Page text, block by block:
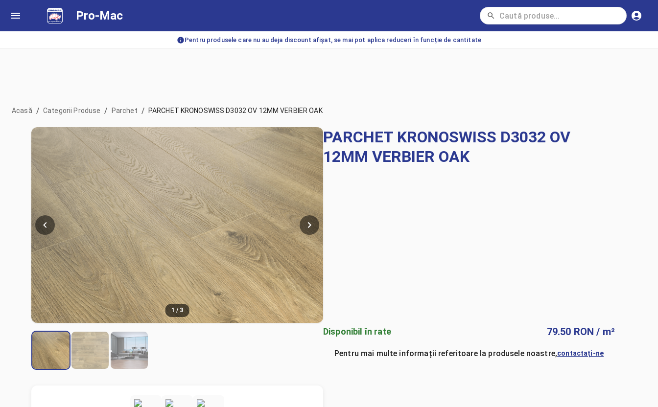
Pro-Mac
Pentru produsele care nu au deja discount afișat, se mai pot aplica reduceri în funcție de cantitate
Acasă / Categorii Produse / Parchet / PARCHET KRONOSWISS D3032 OV 12MM VERBIER OAK
1 / 3
PARCHET KRONOSWISS D3032 OV
12MM VERBIER OAK
Disponibil în rate 79.50 RON/ m²
Pentru mai multe informații referitoare la produsele noastre,contactați-ne